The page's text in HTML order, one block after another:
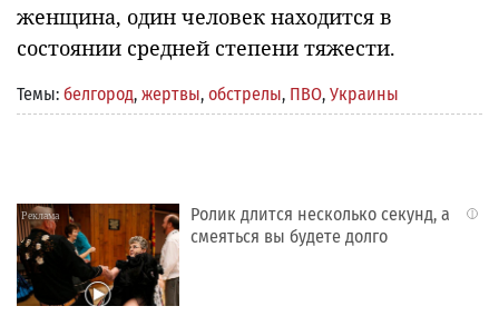
женщина, один человек находится в
состоянии средней степени тяжести.
Темы: белгород, жертвы, обстрелы, ПВО, Украины
i
Ролик длится несколько секунд, а
смеяться вы будете долго